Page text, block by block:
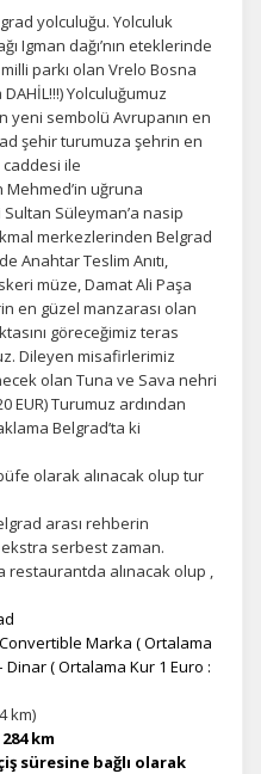
yolculuğu. Yolculuk
Igman dağı’nın eteklerinde
parkı olan Vrelo Bosna
Yolculuğumuz
yeni sembolü Avrupanın en
şehir turumuza şehrin en
ile
Mehmed’in uğruna
Süleyman’a nasip
merkezlerinden Belgrad
Anahtar Teslim Anıtı,
müze, Damat Ali Paşa
en güzel manzarası olan
göreceğimiz teras
Dileyen misafirlerimiz
olan Tuna ve Sava nehri
EUR) Turumuz ardından
Belgrad’ta ki
olarak alınacak olup tur
arası rehberin
serbest zaman.
restaurantda alınacak olup ,
Marka ( Ortalama
Dinar ( Ortalama Kur 1 Euro :
km)
284 km
süresine bağlı olarak